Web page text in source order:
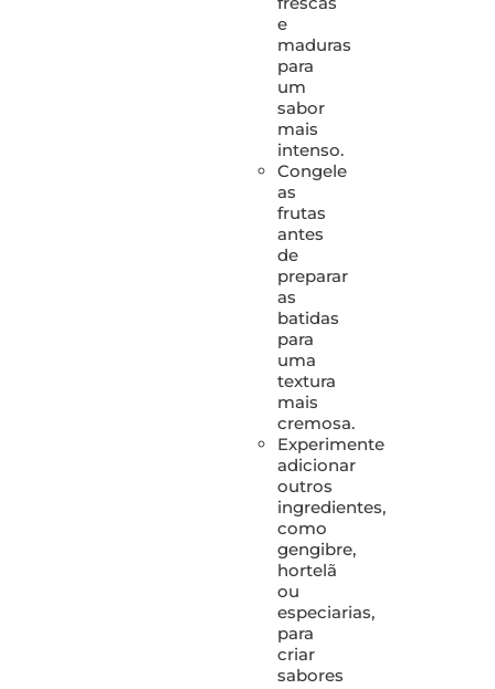
e
maduras
para
um
sabor
mais
intenso.
Congele
as
frutas
antes
de
preparar
as
batidas
para
uma
textura
mais
cremosa.
Experimente
adicionar
outros
ingredientes,
como
gengibre,
hortelã
ou
especiarias,
para
criar
sabores